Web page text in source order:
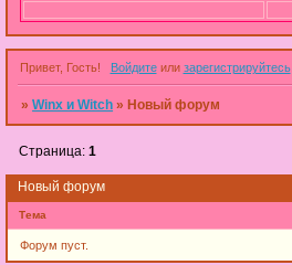
Привет, Гость! Войдитеили зарегистрируйтесь.
»Winx и Witch »Новый форум
Новый форум
Страница:1
Тема
Форум пуст.